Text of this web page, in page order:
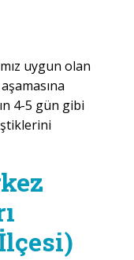
uygun olan
4-5 gün gibi